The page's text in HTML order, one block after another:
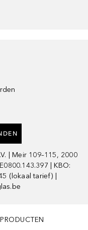
| Meir 109–115, 2000
| KBO:
(lokaal tarief) |